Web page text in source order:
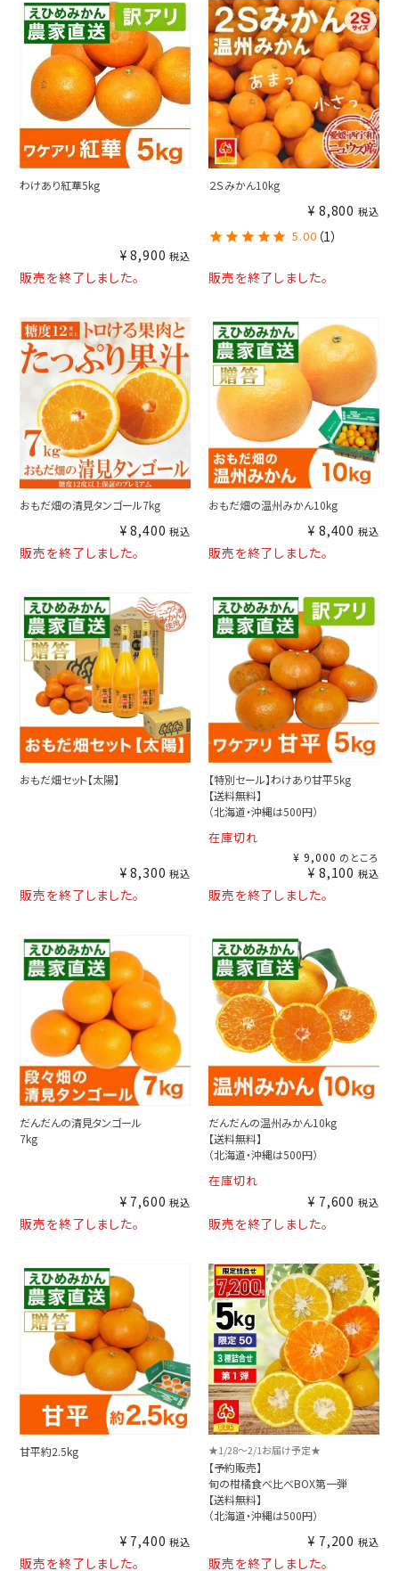
わけあり紅華5kg
¥ 8,900 税込
販売を終了しました。
２Ｓみかん10kg
¥ 8,800 税込
5.00 （1）
販売を終了しました。
おもだ畑の清見タンゴール7kg
¥ 8,400 税込
販売を終了しました。
おもだ畑の温州みかん10kg
¥ 8,400 税込
販売を終了しました。
おもだ畑セット【太陽】
¥ 8,300 税込
販売を終了しました。
【特別セール】わけあり甘平5kg
【送料無料】
（北海道・沖縄は500円）
在庫切れ
¥ 9,000 のところ
¥ 8,100 税込
販売を終了しました。
だんだんの清見タンゴール
7kg
¥ 7,600 税込
販売を終了しました。
だんだんの温州みかん10kg
【送料無料】
（北海道・沖縄は500円）
在庫切れ
¥ 7,600 税込
販売を終了しました。
甘平約2.5kg
¥ 7,400 税込
販売を終了しました。
★1/28～2/1お届け予定★
【予約販売】
旬の柑橘食べ比べBOX第一弾
【送料無料】
（北海道・沖縄は500円）
¥ 7,200 税込
販売を終了しました。